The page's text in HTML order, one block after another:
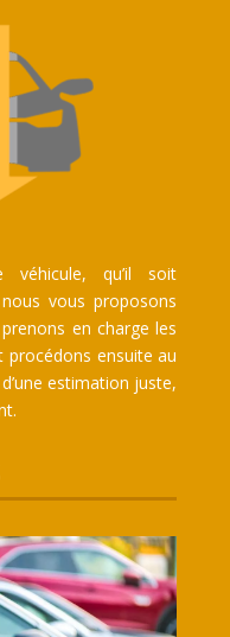
véhicule, qu’il soit
vous proposons
en charge les
procédons ensuite au
estimation juste,